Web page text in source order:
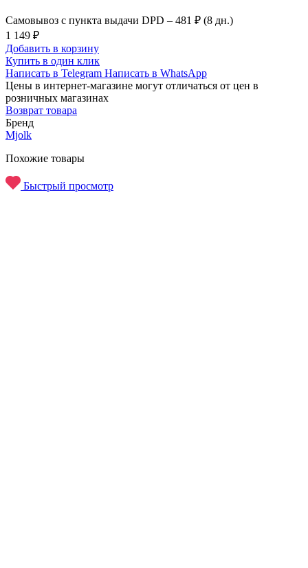
Самовывоз с пункта выдачи DPD – 481 ₽ (8 дн.)
1 149 ₽
Добавить в корзину
Купить в один клик
Написать в Telegram Написать в WhatsApp
Цены в интернет-магазине могут отличаться от цен в
розничных магазинах
Возврат товара
Бренд
Mjolk
Похожие товары
Быстрый просмотр